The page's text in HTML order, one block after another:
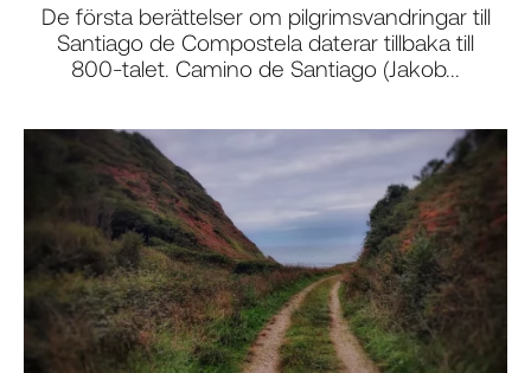
De första berättelser om pilgrimsvandringar till
Santiago de Compostela daterar tillbaka till
800-talet. Camino de Santiago (Jakob...